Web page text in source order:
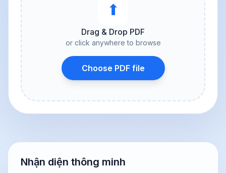
⬆︎
Drag & Drop PDF
or click anywhere to browse
Choose PDF file
Nhận diện thông minh